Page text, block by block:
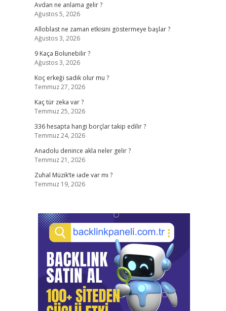
Avdan ne anlama gelir ?
Ağustos 5, 2026
Alloblast ne zaman etkisini göstermeye başlar ?
Ağustos 3, 2026
9 Kaça Bolunebilir ?
Ağustos 3, 2026
Koç erkeği sadık olur mu ?
Temmuz 27, 2026
Kaç tür zeka var ?
Temmuz 25, 2026
336 hesapta hangi borçlar takip edilir ?
Temmuz 24, 2026
Anadolu denince akla neler gelir ?
Temmuz 21, 2026
Zuhal Müzik’te iade var mı ?
Temmuz 19, 2026